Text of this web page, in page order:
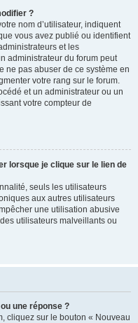
?
nom d’utilisateur, indiquent
vous avez publié ou identifient
et les
administrateur du forum peut
ne pas abuser de ce système en
votre rang sur le forum.
et un administrateur ou un
votre compteur de
lorsque je clique sur le lien de
seuls les utilisateurs
aux autres utilisateurs
une utilisation abusive
utilisateurs malveillants ou
une réponse ?
cliquez sur le bouton « Nouveau